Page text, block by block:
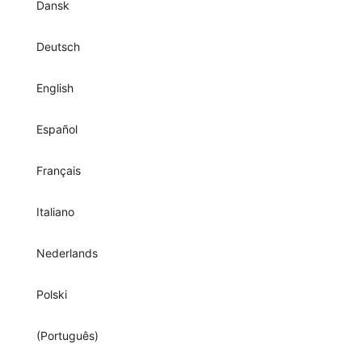
Dansk
Deutsch
English
Español
Français
Italiano
Nederlands
Polski
(Português)